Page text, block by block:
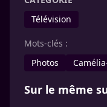
Télévision
Mots-clés :
Photos
Sur le même